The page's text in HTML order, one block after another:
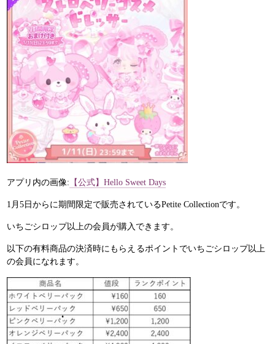
アプリ内の画像: 【公式】Hello Sweet Days
1月5日からに期間限定で販売されているPetite Collectionです。
いちごシロップ以上の会員が購入できます。
以下の有料商品の決済時にもらえるポイントでいちごシロップ以上
の会員になれます。